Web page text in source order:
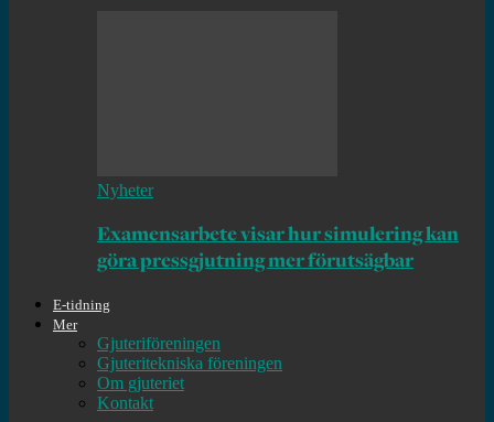
Nyheter
Examensarbete visar hur simulering kan
göra pressgjutning mer förutsägbar
E-tidning
Mer
Gjuteriföreningen
Gjuteritekniska föreningen
Om gjuteriet
Kontakt